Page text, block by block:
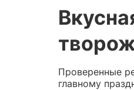
Проверенные
главному